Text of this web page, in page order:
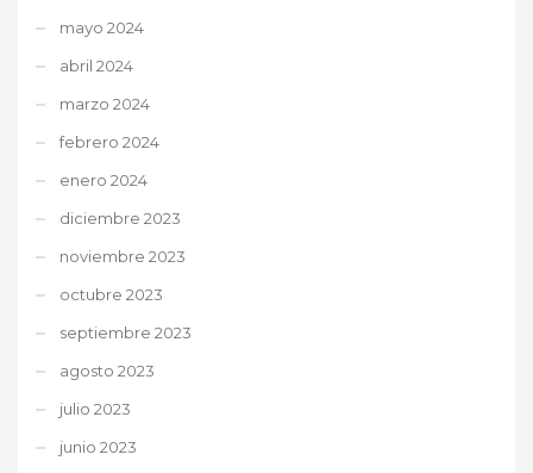
mayo 2024
abril 2024
marzo 2024
febrero 2024
enero 2024
diciembre 2023
noviembre 2023
octubre 2023
septiembre 2023
agosto 2023
julio 2023
junio 2023